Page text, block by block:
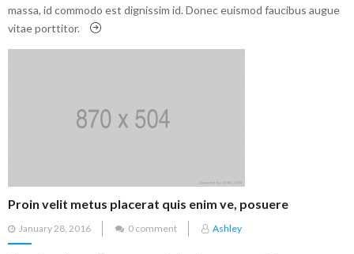
massa, id commodo est dignissim id. Donec euismod faucibus augue
vitae porttitor.
Proin velit metus placerat quis enim ve, posuere
Posted
on
January 28, 2016 0 comment Ashley